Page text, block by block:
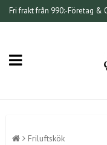
Fri frakt från 990:-Företag &
Friluftskök